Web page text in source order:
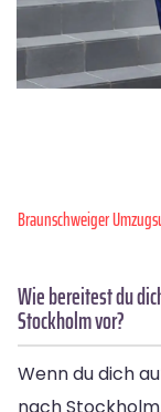
Braunschweiger
Wie bereitest du
Stockholm vor?
Wenn du dich
nach